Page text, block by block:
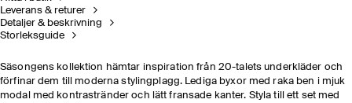
Leverans & returer
Detaljer & beskrivning
Storleksguide
Säsongens kollektion hämtar inspiration från 20-talets underkläder och
förfinar dem till moderna stylingplagg. Lediga byxor med raka ben i mjuk
modal med kontrastränder och lätt fransade kanter. Styla till ett set med